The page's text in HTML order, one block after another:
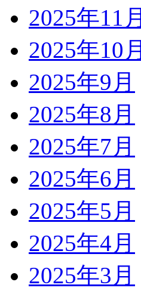
2025年11月
2025年10月
2025年9月
2025年8月
2025年7月
2025年6月
2025年5月
2025年4月
2025年3月